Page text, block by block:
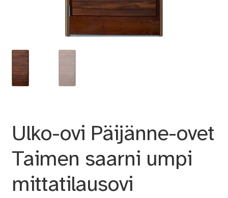
Ulko-ovi Päijänne-ovet
Taimen saarni umpi
mittatilausovi